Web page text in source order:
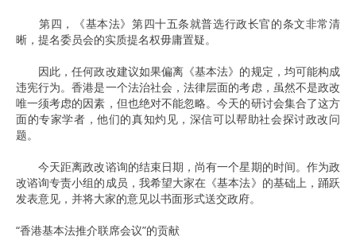
第四，《基本法》第四十五条就普选行政长官的条文非常清
晰，提名委员会的实质提名权毋庸置疑。
因此，任何政改建议如果偏离《基本法》的规定，均可能构成
违宪行为。香港是一个法治社会，法律层面的考虑，虽然不是政改
唯一须考虑的因素，但也绝对不能忽略。今天的研讨会集合了这方
面的专家学者，他们的真知灼见，深信可以帮助社会探讨政改问
题。
今天距离政改谘询的结束日期，尚有一个星期的时间。作为政
改谘询专责小组的成员，我希望大家在《基本法》的基础上，踊跃
发表意见，并将大家的意见以书面形式送交政府。
“香港基本法推介联席会议”的贡献